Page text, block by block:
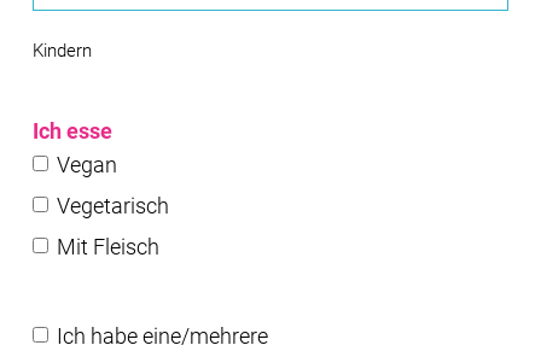
Kindern
Ich esse
Vegan
Vegetarisch
Mit Fleisch
Lebensmittelunverträglichkeiten
Ich habe eine/mehrere